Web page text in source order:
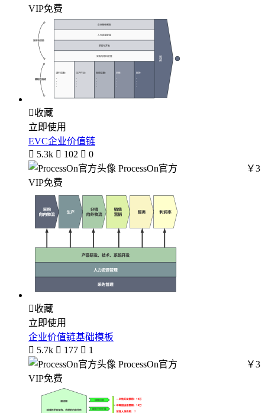
VIP免费
收藏
立即使用
EVC企业价值链
 5.3k  102  0
ProcessOn官方
￥3
VIP免费
收藏
立即使用
企业价值链基础模板
 5.7k  177  1
ProcessOn官方
￥3
VIP免费